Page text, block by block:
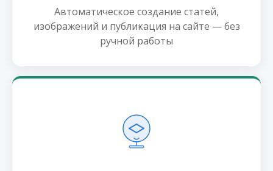
Автоматическое создание статей,
изображений и публикация на сайте — без
ручной работы